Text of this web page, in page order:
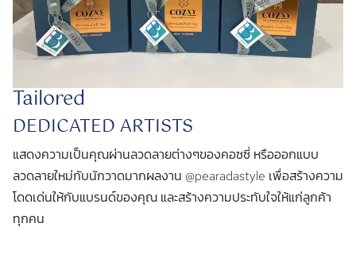
Tailored
DEDICATED ARTISTS
แสดงความเป็นคุณผ่านลวดลายต่างๆของคอซซี่ หรือออกแบบ
ลวดลายใหม่กับนักวาดมากผลงาน @pearadastyle เพื่อสร้างความ
โดดเด่นให้กับแบรนด์ของคุณ และสร้างความประทับใจให้แก่ลูกค้า
ทุกคน